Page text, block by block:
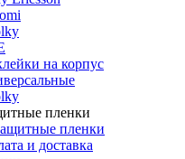
на корпус
пленки
и доставка